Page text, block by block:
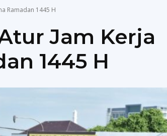
Ramadan 1445 H
Jam Kerja
1445 H